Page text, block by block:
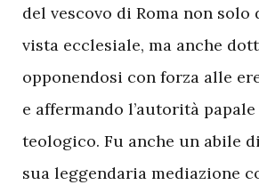
del vescovo di Roma non
vista ecclesiale, ma anche
opponendosi con forza alle
e affermando l’autorità
teologico. Fu anche un abile
sua leggendaria mediazione